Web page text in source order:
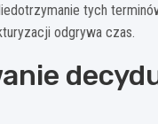
tych
odgrywa czas.